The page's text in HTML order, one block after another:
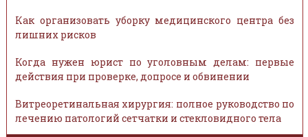
Как организовать уборку медицинского центра без
лишних рисков
Когда нужен юрист по уголовным делам: первые
действия при проверке, допросе и обвинении
Витреоретинальная хирургия: полное руководство по
лечению патологий сетчатки и стекловидного тела